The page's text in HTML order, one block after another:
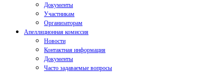
Документы
Участникам
Организаторам
Апелляционная комиссия
Новости
Контактная информация
Документы
Часто задаваемые вопросы